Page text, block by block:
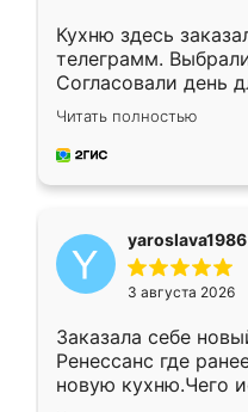
Кухню здесь
телеграмм.
Согласовали день
недели кухня была
довольны работой.
мебель за
Читать полностью
yaroslava1986
3 августа 2026
Заказала себе
Ренессанс где
новую кухню.Чего